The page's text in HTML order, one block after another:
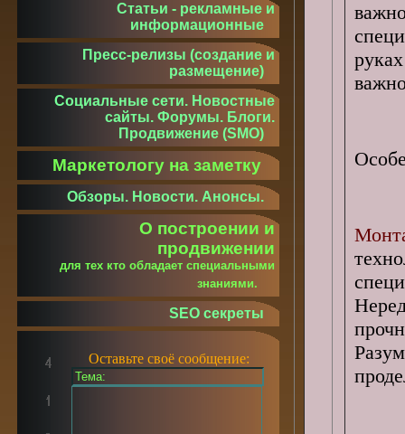
Статьи - рекламные и
информационные
Пресс-релизы (создание и
размещение)
Социальные сети. Новостные
сайты. Форумы. Блоги.
Продвижение (SMO)
Маркетологу на заметку
Обзоры. Новости. Анонсы.
О построении и
продвижении
для тех кто обладает специальными
знаниями.
SEO секреты
Оставьте своё сообщение: